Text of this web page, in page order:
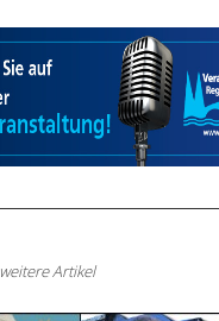
weitere Artikel